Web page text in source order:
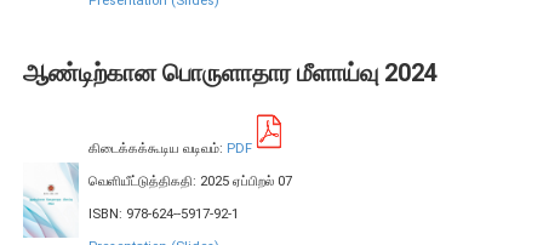
ஆளுகைக் கோவைகளும் கொள்கைகளும்
வங்கிப் பணிமனை
வங்கிப் பணிமனை
ஆண்டிற்கான பொருளாதார மீளாய்வு 2024
கிடைக்கக்கூடிய வடிவம்: PDF
வெளியீட்டுத்திகதி: 2025 ஏப்பிறல் 07
ISBN: 978-624--5917-92-1